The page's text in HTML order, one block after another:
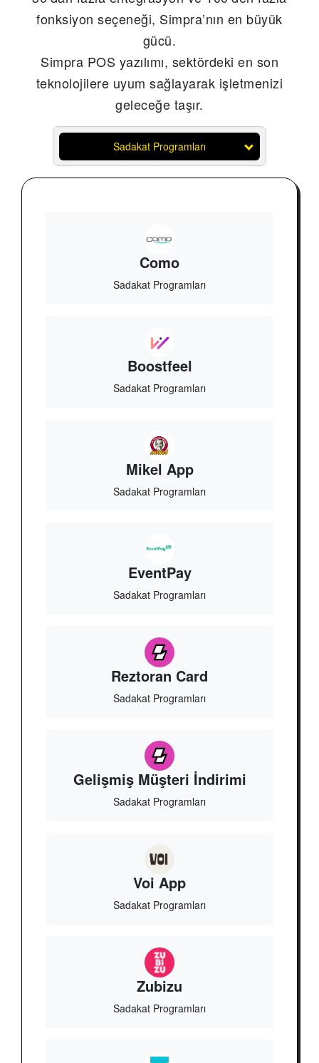
fonksiyon seçeneği, Simpra’nın en büyük
gücü.
Simpra POS yazılımı, sektördeki en son
teknolojilere uyum sağlayarak işletmenizi
geleceğe taşır.
Sadakat Programları
Como
Sadakat Programları
Boostfeel
Sadakat Programları
Mikel App
Sadakat Programları
EventPay
Sadakat Programları
Reztoran Card
Sadakat Programları
Gelişmiş Müşteri İndirimi
Sadakat Programları
Voi App
Sadakat Programları
Zubizu
Sadakat Programları